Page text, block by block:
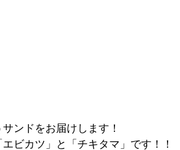
ンドをお届けします！
ビカツ」と「チキタマ」です！！